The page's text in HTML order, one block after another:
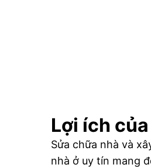
Lợi ích
Sửa chữa nhà và
nhà ở uy tín mang